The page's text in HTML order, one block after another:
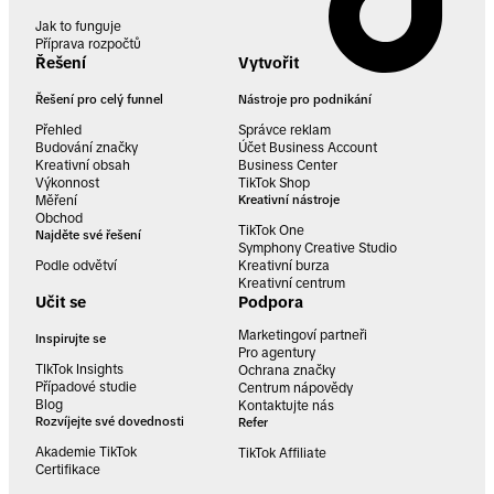
Jak to funguje
Příprava rozpočtů
Řešení
Řešení pro celý funnel
Přehled
Budování značky
Kreativní obsah
Výkonnost
Měření
Obchod
Najděte své řešení
Podle odvětví
Vytvořit
Nástroje pro podnikání
Správce reklam
Účet Business Account
Business Center
TikTok Shop
Kreativní nástroje
TikTok One
Symphony Creative Studio
Kreativní burza
Kreativní centrum
Učit se
Inspirujte se
TIkTok Insights
Případové studie
Blog
Rozvíjejte své dovednosti
Akademie TikTok
Certifikace
Podpora
Marketingoví partneři
Pro agentury
Ochrana značky
Centrum nápovědy
Kontaktujte nás
Refer
TikTok Affiliate